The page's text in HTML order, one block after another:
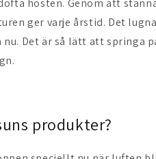
hösten. Genom att
ger varje årstid. Det
Det är så lätt att springa
produkter?